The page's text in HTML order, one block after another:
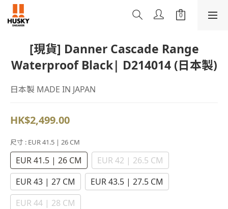
[現貨] Danner Cascade Range
Waterproof Black| D214014 (日本製)
日本製 MADE IN JAPAN
HK$2,499.00
尺寸 : EUR 41.5 | 26 CM
EUR 41.5 | 26 CM
EUR 42 | 26.5 CM
EUR 43 | 27 CM
EUR 43.5 | 27.5 CM
EUR 44 | 28 CM